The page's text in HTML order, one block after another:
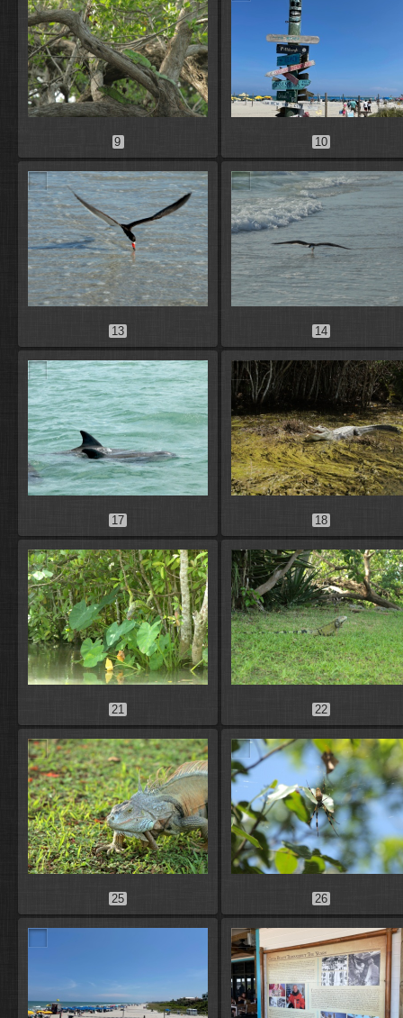
9 10
13 14
17 18
21 22
25 26